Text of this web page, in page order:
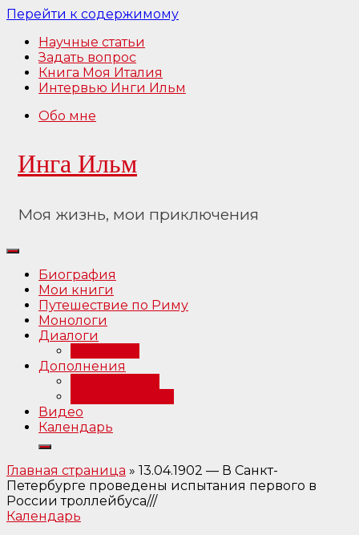
Перейти к содержимому
Научные статьи
Задать вопрос
Книга Моя Италия
Интервью Инги Ильм
Обо мне
Инга Ильм
Моя жизнь, мои приключения
Биография
Мои книги
Путешествие по Риму
Монологи
Диалоги
Дополнения
Видео
Календарь
Главная страница » 13.04.1902 — В Санкт-
Петербурге проведены испытания первого в
России троллейбуса///
Календарь